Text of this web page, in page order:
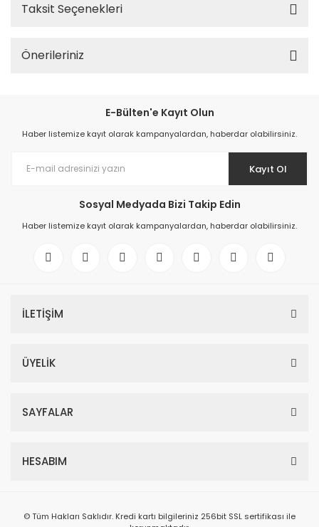
Taksit Seçenekleri
Önerileriniz
E-Bülten'e Kayıt Olun
Haber listemize kayıt olarak kampanyalardan, haberdar olabilirsiniz.
Kayıt Ol
Sosyal Medyada Bizi Takip Edin
Haber listemize kayıt olarak kampanyalardan, haberdar olabilirsiniz.
İLETİŞİM
ÜYELİK
SAYFALAR
HESABIM
© Tüm Hakları Saklıdır. Kredi kartı bilgileriniz 256bit SSL sertifikası ile